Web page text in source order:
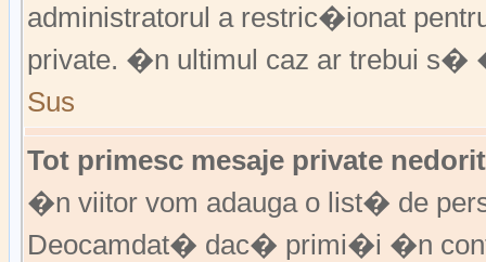
administratorul a restric�ionat
private. �n ultimul caz ar trebui s�
Sus
Tot primesc mesaje private
�n viitor vom adauga o list� de
Deocamdat� dac� primi�i �n